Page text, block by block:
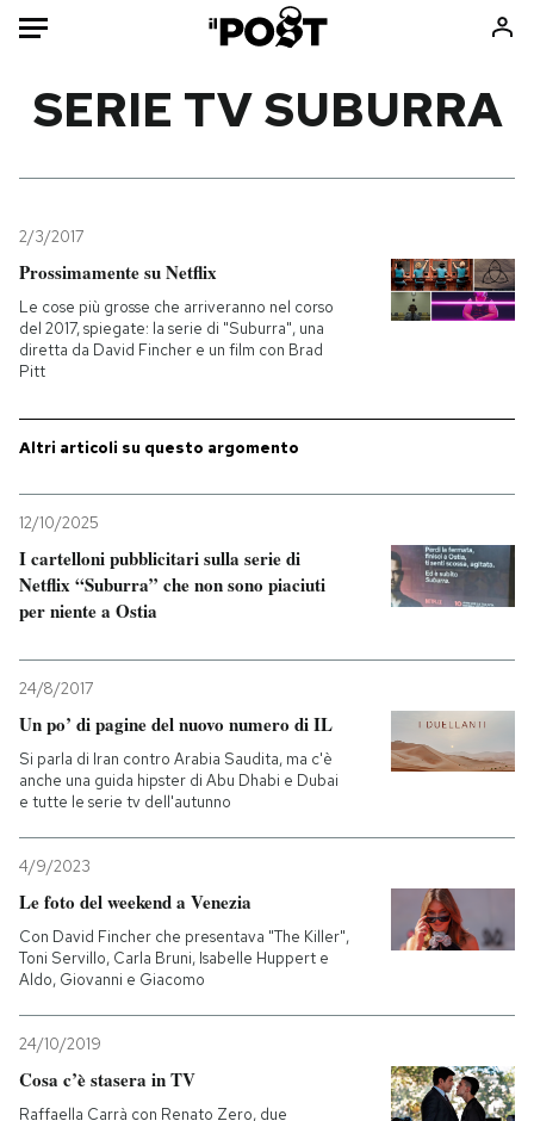
Mondo
Politica
Tecnologia
Internet
Economia
Consumismi
Storie/Idee
Ok Boomer!
PODCAST
NEWSLETTER
I MIEI PREFERITI
CALENDARIO
AREA PERSONALE
SERIE TV SUBURRA
2/3/2017
Prossimamente su Netflix
Le cose più grosse che arriveranno nel corso
del 2017, spiegate: la serie di "Suburra", una
diretta da David Fincher e un film con Brad
Pitt
Altri articoli su questo argomento
12/10/2025
I cartelloni pubblicitari sulla serie di
Netflix “Suburra” che non sono piaciuti
per niente a Ostia
24/8/2017
Un po’ di pagine del nuovo numero di IL
Si parla di Iran contro Arabia Saudita, ma c'è
anche una guida hipster di Abu Dhabi e Dubai
e tutte le serie tv dell'autunno
4/9/2023
Le foto del weekend a Venezia
Con David Fincher che presentava "The Killer",
Toni Servillo, Carla Bruni, Isabelle Huppert e
Aldo, Giovanni e Giacomo
24/10/2019
Cosa c’è stasera in TV
Raffaella Carrà con Renato Zero, due